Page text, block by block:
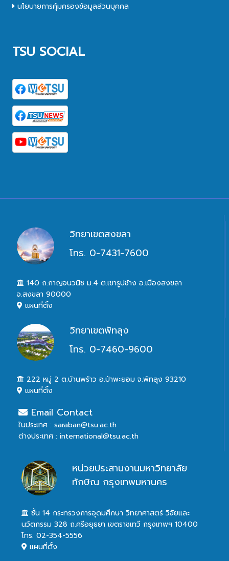
นโยบายการคุ้มครองข้อมูลส่วนบุคคล
TSU SOCIAL
วิทยาเขตสงขลา
โทร. 0-7431-7600
140 ถ.กาญจนวนิช ม.4 ต.เขารูปช้าง อ.เมืองสงขลา
จ.สงขลา 90000
แผนที่ตั้ง
วิทยาเขตพัทลุง
โทร. 0-7460-9600
222 หมู่ 2 ต.บ้านพร้าว อ.ป่าพะยอม จ.พัทลุง 93210
แผนที่ตั้ง
Email Contact
ในประเทศ : saraban@tsu.ac.th
ต่างประเทศ : international@tsu.ac.th
หน่วยประสานงานมหาวิทยาลัย
ทักษิณ กรุงเทพมหานคร
ชั้น 14 กระทรวงการอุดมศึกษา วิทยาศาสตร์ วิจัยและ
นวัตกรรม 328 ถ.ศรีอยุธยา เขตราชเทวี กรุงเทพฯ 10400
โทร. 02-354-5556
แผนที่ตั้ง